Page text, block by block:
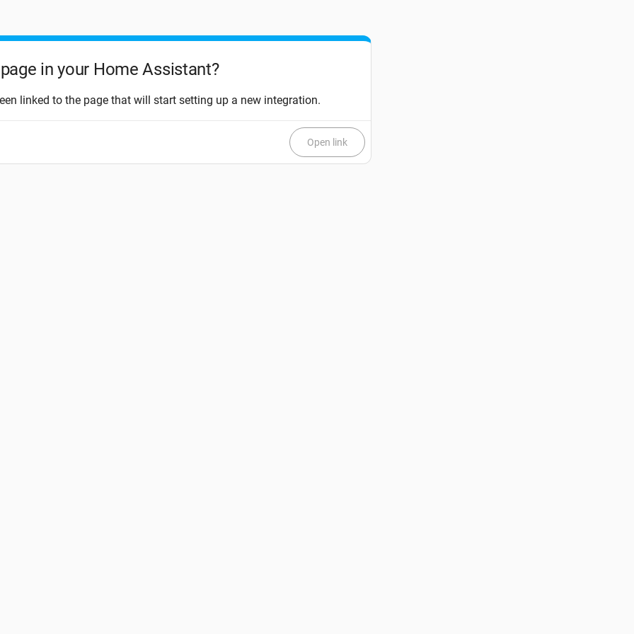
in your Home Assistant?
linked to the page that will start setting up a new integration.
Open link